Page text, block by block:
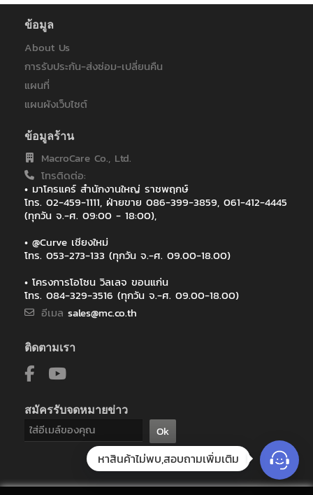
คณะวิทยาศาสตร์ประยุกต์ มหาวิทยาลัยเทคโนโลยีพระจอมเกล้า
พระนครเหนือ
คณะสัตวแพทยศาสตร์ มหาวิทยาลัยเกษตรศาสตร์
คณะแพทยศาสตร์ มหาวิทยาลัยมหิดล โรงพยาบาลรามาธิบดี
บริษัท กรุงเทพโทรทัศน์และวิทยุ จำกัด
บริษัท กัลฟ์ เจพี เอ็นเอส จำกัด
บริษัท ทรัยโมทีฟ เอเซีย แปซิฟิค จำกัด
บริษัท ออโตสตอร์ จำกัด
บริษัท โซริเมะ (ประเทศไทย) จำกัด
บริษัท โรงพยาบาลวิภาวดี จำกัด (มหาชน)
ภาควิชาคณะวิศวะ โยธา สถาบันเทคโนโลยีพระจอมเกล้าเจ้าคุณทหาร
ลาดกระบัง
ภาควิชาวิสัญญีวิทยา คณะแพทยศาสตร์ มหาวิทยาลัยเชียงใหม่
มหาวิทยาลัยกรุงเทพ
มหาวิทยาลัยมหาสารคาม
มหาวิทยาลัยมหิดล
มหาวิทยาลัยสงขลานครินทร์
มหาวิทยาลัยสงขลานครินทร์ วิทยาเขตหาดใหญ่
มหาวิทยาลัยเกษตรศาสตร์ วิทยาเขตศรีราชา
มหาวิทยาลัยเทคโนโลยีราชมงคลศรีวิชัย วิทยาเขตนครศรีธรรมราช ไส
มูลนิธิพันธบริกร
วิทยาลัยสหวิทยาการ เกาะสมุย มหาวิทยาลัยราชภัฏสุราษฎร์ธานี
ศูนย์แพทยศาสตรศึกษาชั้นคลินิก โรงพยาบาลพุทธโสธร
สถาบันบัณฑิตศึกษาจุฬาภรณ์
สถาบันเทคโนโลยีนิวเคลียร์แห่งชาติ
สมาคมสารพิษจากเชื้อราแห่งประเทศไทย
สหกรณ์เครดิตยูเนี่ยนเมืองจันท์ จำกัด
ข้อมูล
About Us
การรับประกัน-ส่งซ่อม-เปลี่ยนคืน
แผนที่
แผนผังเว็บไซต์
ข้อมูลร้าน
MacroCare Co., Ltd.
โทรติดต่อ:
• มาโครแคร์ สำนักงานใหญ่ ราชพฤกษ์
โทร. 02-459-1111, ฝ่ายขาย 086-399-3859, 061-412-4445
(ทุกวัน จ.-ศ. 09:00 - 18:00),
• @Curve เชียงใหม่
โทร. 053-273-133 (ทุกวัน จ.-ศ. 09.00-18.00)
• โครงการโอโซน วิลเลจ ขอนแก่น
โทร. 084-329-3516 (ทุกวัน จ.-ศ. 09.00-18.00)
อีเมล sales@mc.co.th
ติดตามเรา
สมัครรับจดหมายข่าว
Ok
หาสินค้าไม่พบ,สอบถามเพิ่มเติม